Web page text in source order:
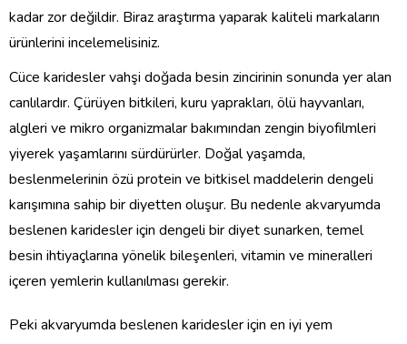
kadar zor değildir. Biraz araştırma yaparak kaliteli markaların
ürünlerini incelemelisiniz.
Cüce karidesler vahşi doğada besin zincirinin sonunda yer alan
canlılardır. Çürüyen bitkileri, kuru yaprakları, ölü hayvanları,
algleri ve mikro organizmalar bakımından zengin biyofilmleri
yiyerek yaşamlarını sürdürürler. Doğal yaşamda,
beslenmelerinin özü protein ve bitkisel maddelerin dengeli
karışımına sahip bir diyetten oluşur. Bu nedenle akvaryumda
beslenen karidesler için dengeli bir diyet sunarken, temel
besin ihtiyaçlarına yönelik bileşenleri, vitamin ve mineralleri
içeren yemlerin kullanılması gerekir.
Peki akvaryumda beslenen karidesler için en iyi yem